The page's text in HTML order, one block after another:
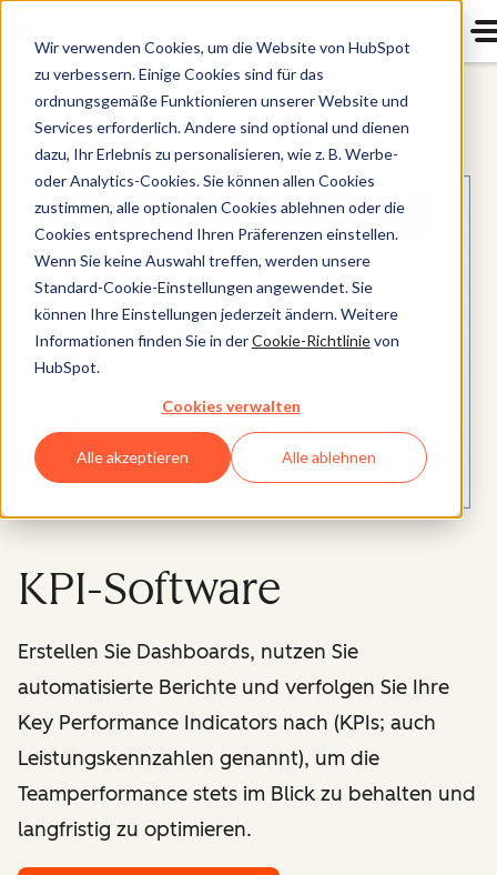
Wir verwenden Cookies, um die Website von HubSpot
zu verbessern. Einige Cookies sind für das
ordnungsgemäße Funktionieren unserer Website und
Services erforderlich. Andere sind optional und dienen
dazu, Ihr Erlebnis zu personalisieren, wie z. B. Werbe-
oder Analytics-Cookies. Sie können allen Cookies
zustimmen, alle optionalen Cookies ablehnen oder die
Cookies entsprechend Ihren Präferenzen einstellen.
Wenn Sie keine Auswahl treffen, werden unsere
Standard-Cookie-Einstellungen angewendet. Sie
können Ihre Einstellungen jederzeit ändern. Weitere
Informationen finden Sie in derCookie-Richtlinievon
HubSpot.
Cookies verwalten
Alle akzeptieren Alle ablehnen
Alle Produkte
KPI-Software
Erstellen Sie Dashboards, nutzen Sie
automatisierte Berichte und verfolgen Sie Ihre
Key Performance Indicators nach (KPIs; auch
Leistungskennzahlen genannt), um die
Teamperformance stets im Blick zu behalten und
langfristig zu optimieren.